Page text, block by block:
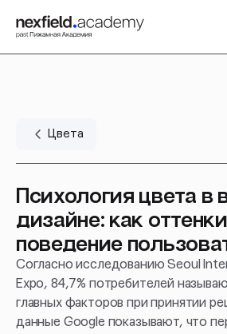
Цвета
Психология цвета в
дизайне: как
поведение
Согласно исследованию Seoul
Expo, 84,7% потребителей
главных факторов при принятии
данные Google показывают, что